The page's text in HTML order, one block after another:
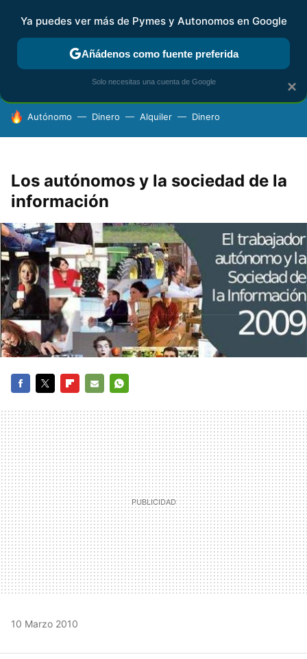
FISCALIDAD Y CONTABILIDAD KIT DIGITAL RENTA
HOY SE HABLA DE
Autónomo Dinero Alquiler Dinero
Los autónomos y la sociedad de la
información
MAIL
10 Marzo 2010
×
Ya puedes ver más de Pymes y Autonomos en Google
Añádenos como fuente preferida
Solo necesitas una cuenta de Google